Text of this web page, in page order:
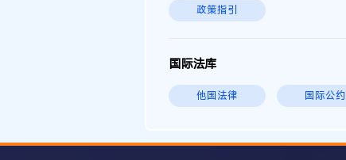
政策指引
国际法库
他国法律 国际公约